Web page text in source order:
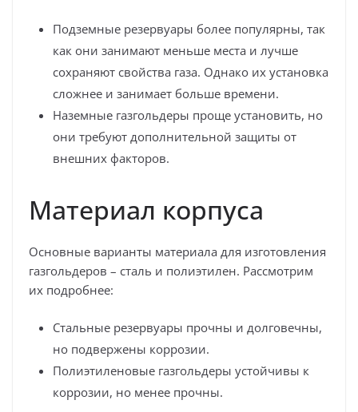
Подземные резервуары более популярны, так
как они занимают меньше места и лучше
сохраняют свойства газа. Однако их установка
сложнее и занимает больше времени.
Наземные газгольдеры проще установить, но
они требуют дополнительной защиты от
внешних факторов.
Материал корпуса
Основные варианты материала для изготовления
газгольдеров – сталь и полиэтилен. Рассмотрим
их подробнее:
Стальные резервуары прочны и долговечны,
но подвержены коррозии.
Полиэтиленовые газгольдеры устойчивы к
коррозии, но менее прочны.